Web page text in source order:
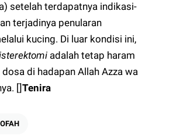
setelah terdapatnya indikasi-
terjadinya penularan
kucing. Di luar kondisi ini,
adalah tetap haram
di hadapan Allah Azza wa
[]Tenira